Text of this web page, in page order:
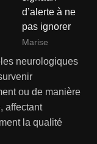
d’alerte à ne
pas ignorer
Marise
neurologiques
ou de manière
affectant
la qualité